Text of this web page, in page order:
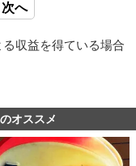
次へ
収益を得ている場合
オススメ